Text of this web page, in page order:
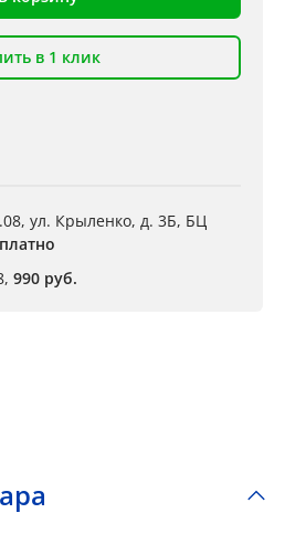
в 1 клик
ул. Крыленко, д. 3Б, БЦ
990 руб.